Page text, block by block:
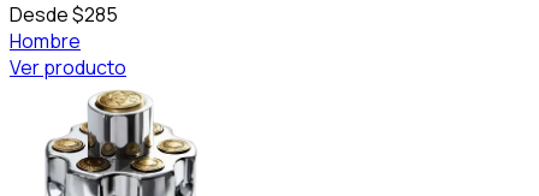
Desde $285
Hombre
Ver producto